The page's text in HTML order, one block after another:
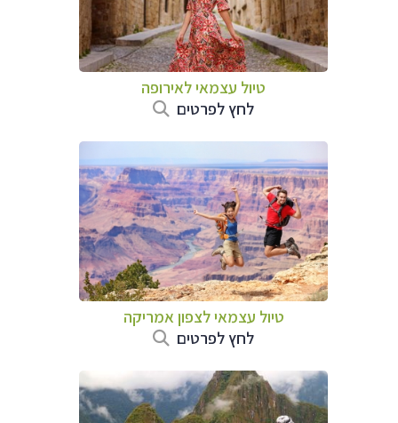
טיול עצמאי לאירופה
לחץ לפרטים
טיול עצמאי לצפון אמריקה
לחץ לפרטים